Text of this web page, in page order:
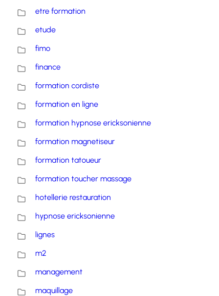
etre formation
etude
fimo
finance
formation cordiste
formation en ligne
formation hypnose ericksonienne
formation magnetiseur
formation tatoueur
formation toucher massage
hotellerie restauration
hypnose ericksonienne
lignes
m2
management
maquillage